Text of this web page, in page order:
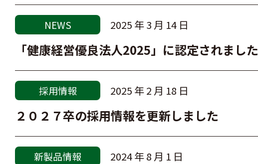
NEWS 2025 年 3 月 14 日
「健康経営優良法人2025」に認定されました
採用情報 2025 年 2 月 18 日
２０２７卒の採用情報を更新しました
新製品情報 2024 年 8 月 1 日